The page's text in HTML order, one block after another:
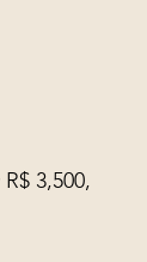
3,500,